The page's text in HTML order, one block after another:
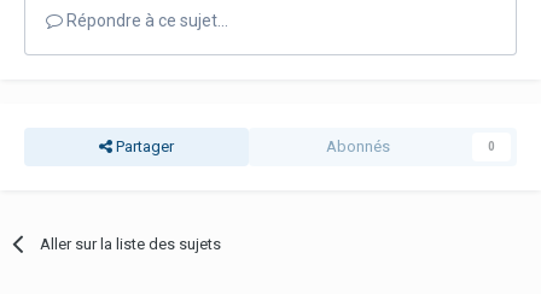
Répondre à ce sujet…
Partager Abonnés 0
Aller sur la liste des sujets